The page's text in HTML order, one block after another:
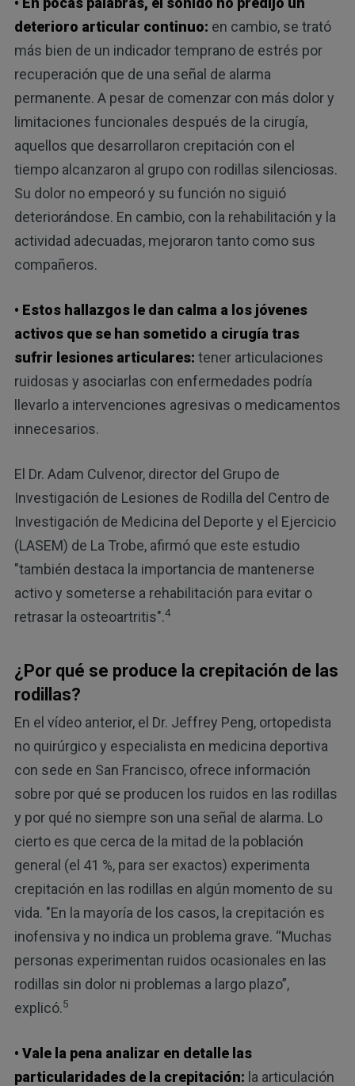
deterioro articular continuo: en cambio, se trató
más bien de un indicador temprano de estrés por
recuperación que de una señal de alarma
permanente. A pesar de comenzar con más dolor y
limitaciones funcionales después de la cirugía,
aquellos que desarrollaron crepitación con el
tiempo alcanzaron al grupo con rodillas silenciosas.
Su dolor no empeoró y su función no siguió
deteriorándose. En cambio, con la rehabilitación y la
actividad adecuadas, mejoraron tanto como sus
compañeros.
• Estos hallazgos le dan calma a los jóvenes
activos que se han sometido a cirugía tras
sufrir lesiones articulares: tener articulaciones
ruidosas y asociarlas con enfermedades podría
llevarlo a intervenciones agresivas o medicamentos
innecesarios.
El Dr. Adam Culvenor, director del Grupo de
Investigación de Lesiones de Rodilla del Centro de
Investigación de Medicina del Deporte y el Ejercicio
(LASEM) de La Trobe, afirmó que este estudio
"también destaca la importancia de mantenerse
activo y someterse a rehabilitación para evitar o
retrasar la osteoartritis".4
¿Por qué se produce la crepitación de las
rodillas?
En el vídeo anterior, el Dr. Jeffrey Peng, ortopedista
no quirúrgico y especialista en medicina deportiva
con sede en San Francisco, ofrece información
sobre por qué se producen los ruidos en las rodillas
y por qué no siempre son una señal de alarma. Lo
cierto es que cerca de la mitad de la población
general (el 41 %, para ser exactos) experimenta
crepitación en las rodillas en algún momento de su
vida. "En la mayoría de los casos, la crepitación es
inofensiva y no indica un problema grave. “Muchas
personas experimentan ruidos ocasionales en las
rodillas sin dolor ni problemas a largo plazo”,
explicó.5
• Vale la pena analizar en detalle las
particularidades de la crepitación: la articulación